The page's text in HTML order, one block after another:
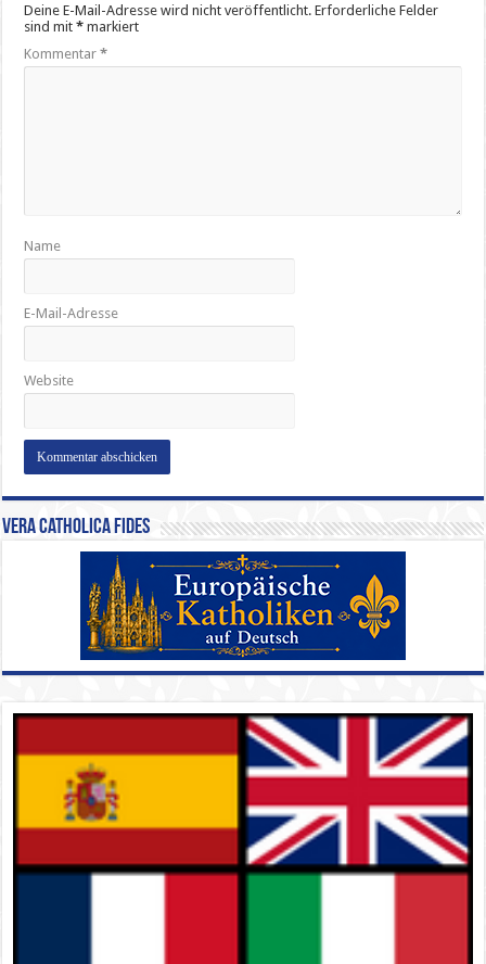
Deine E-Mail-Adresse wird nicht veröffentlicht. Erforderliche Felder
sind mit* markiert
Kommentar*
Name
E-Mail-Adresse
Website
Vera Catholica Fides